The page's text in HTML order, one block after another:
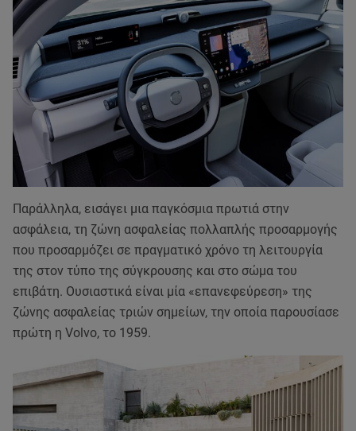
Παράλληλα, εισάγει μια παγκόσμια πρωτιά στην
ασφάλεια, τη ζώνη ασφαλείας πολλαπλής προσαρμογής
που προσαρμόζει σε πραγματικό χρόνο τη λειτουργία
της στον τύπο της σύγκρουσης και στο σώμα του
επιβάτη. Ουσιαστικά είναι μία «επανεφεύρεση» της
ζώνης ασφαλείας τριών σημείων, την οποία παρουσίασε
πρώτη η Volvo, το 1959.